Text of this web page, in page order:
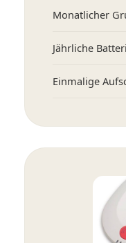
Monatlicher
Jährliche
Einmalige